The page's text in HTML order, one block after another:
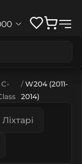
C-
W204 (2011-
2014)
Ліхтарі